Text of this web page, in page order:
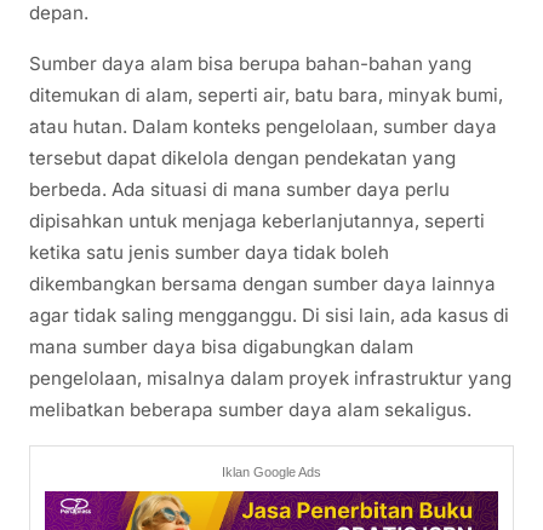
depan.
Sumber daya alam bisa berupa bahan-bahan yang
ditemukan di alam, seperti air, batu bara, minyak bumi,
atau hutan. Dalam konteks pengelolaan, sumber daya
tersebut dapat dikelola dengan pendekatan yang
berbeda. Ada situasi di mana sumber daya perlu
dipisahkan untuk menjaga keberlanjutannya, seperti
ketika satu jenis sumber daya tidak boleh
dikembangkan bersama dengan sumber daya lainnya
agar tidak saling mengganggu. Di sisi lain, ada kasus di
mana sumber daya bisa digabungkan dalam
pengelolaan, misalnya dalam proyek infrastruktur yang
melibatkan beberapa sumber daya alam sekaligus.
Iklan Google Ads